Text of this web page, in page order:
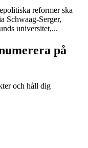
reformer ska
Schwaag-Serger,
universitet,...
på
och håll dig